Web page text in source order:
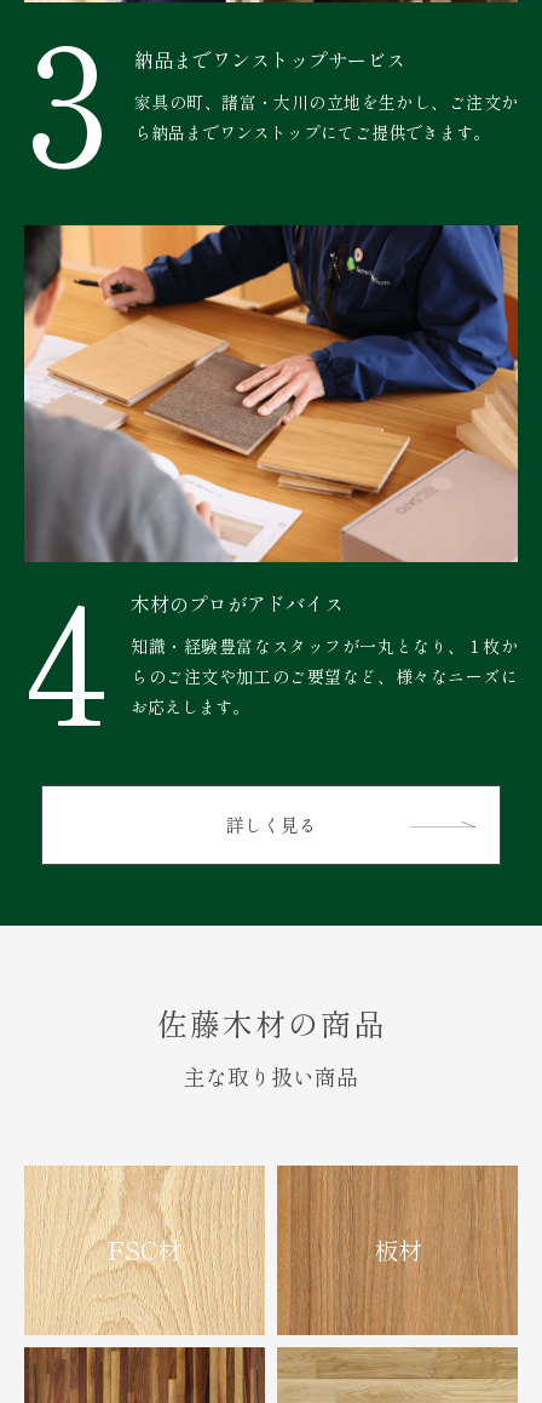
3 納品までワンストップサービス
家具の町、諸富・大川の立地を生かし、ご注文か
ら納品までワンストップにてご提供できます。
4 木材のプロがアドバイス
知識・経験豊富なスタッフが一丸となり、１枚か
らのご注文や加工のご要望など、様々なニーズに
お応えします。
詳しく見る
佐藤木材の商品
主な取り扱い商品
FSC材 板材